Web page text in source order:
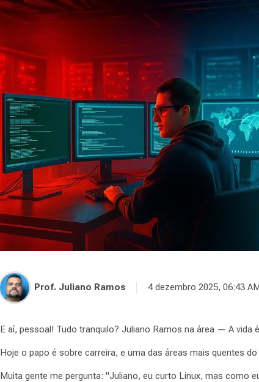
Prof. Juliano Ramos 4 dezembro 2025, 06:43
E aí, pessoal! Tudo tranquilo? Juliano Ramos na área — A vida
Hoje o papo é sobre carreira, e uma das áreas mais quentes
Muita gente me pergunta: "Juliano, eu curto Linux, mas como